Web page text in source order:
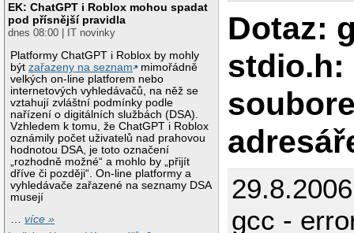
EK: ChatGPT i Roblox mohou spadat
pod přísnější pravidla
dnes 08:00 | IT novinky
Platformy ChatGPT i Roblox by mohly
býtzařazeny na seznam
mimořádně
velkých on-line platforem nebo
internetových vyhledávačů, na něž se
vztahují zvláštní podmínky podle
nařízení o digitálních službách (DSA).
Vzhledem k tomu, že ChatGPT i Roblox
oznámily počet uživatelů nad prahovou
hodnotou DSA, je toto označení
„rozhodně možné“ a mohlo by „přijít
dříve či později“. On-line platformy a
vyhledávače zařazené na seznamy DSA
musejí
…více »
Dotaz:
stdio.h:
gcc -